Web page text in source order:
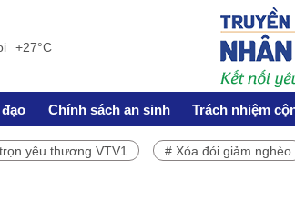
+27°C
Chính sách an sinh Trách nhiệm
HOẠT ĐỘNG NHÂN
yêu thương VTV1 # Xóa đói giảm nghèo